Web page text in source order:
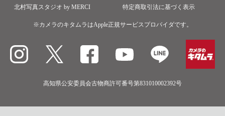
北村写真スタジオ by MERCI
特定商取引法に基づく表示
※カメラのキタムラはApple正規サービスプロバイダです。
高知県公安委員会古物商許可番号第831010002392号